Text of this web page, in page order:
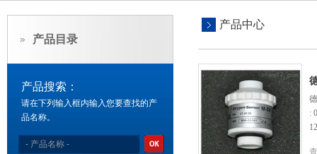
产品目录
产品搜索：
请在下列输入框内输入您要查找的产
品名称。
产品中心
: